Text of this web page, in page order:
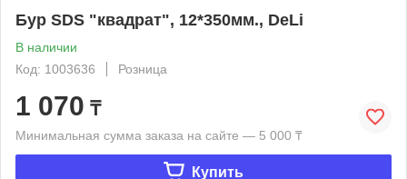
Бур SDS "квадрат", 12*350мм., DeLi
В наличии
Код: 1003636
Розница
1 070 ₸
Минимальная сумма заказа на сайте — 5 000 ₸
Купить